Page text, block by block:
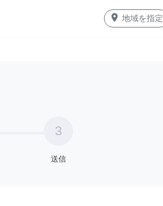
place 地域を指定
3
送信